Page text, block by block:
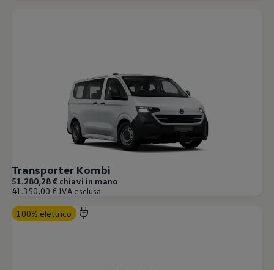
Aggiornamenti software
Aggiornamenti software per ID. Buzz
Car-Net e App-connect
California App
Promozioni
Manutenzione e Servizi
Piani di Manutenzione
Ricambi, Oli Motore e Fluidi
Ruote e Pneumatici
Servizio Officina Mobile
Accessori
Manuale uso e Manutenzione
Transporter Kombi
51.280,28 € chiavi in mano
41.350,00 € IVA esclusa
100% elettrico